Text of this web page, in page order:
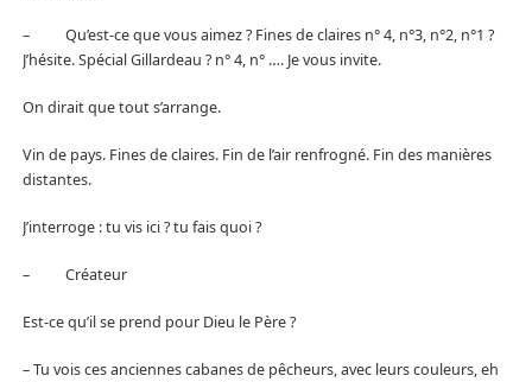
– Qu’est-ce que vous aimez ? Fines de claires n° 4, n°3, n°2, n°1 ?
J’hésite. Spécial Gillardeau ? n° 4, n° …. Je vous invite.
On dirait que tout s’arrange.
Vin de pays. Fines de claires. Fin de l’air renfrogné. Fin des manières
distantes.
J’interroge : tu vis ici ? tu fais quoi ?
– Créateur
Est-ce qu’il se prend pour Dieu le Père ?
– Tu vois ces anciennes cabanes de pêcheurs, avec leurs couleurs, eh